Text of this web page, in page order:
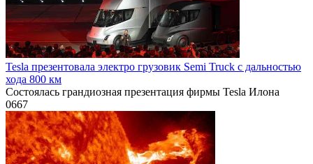
Tesla презентовала электро грузовик Semi Truck с дальностью
хода 800 км
Состоялась грандиозная презентация фирмы Tesla Илона
0667